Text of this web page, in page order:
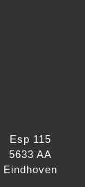
Esp 115
5633 AA
Eindhoven